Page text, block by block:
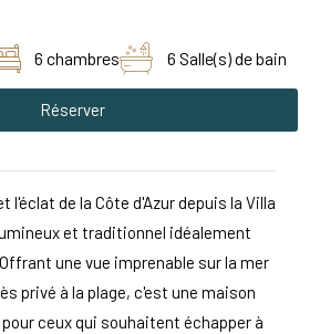
6 chambres 6 Salle(s) de bain
Réserver
l'éclat de la Côte d'Azur depuis la Villa
et traditionnel idéalement
une vue imprenable sur la mer
privé à la plage, c'est une maison
ceux qui souhaitent échapper à